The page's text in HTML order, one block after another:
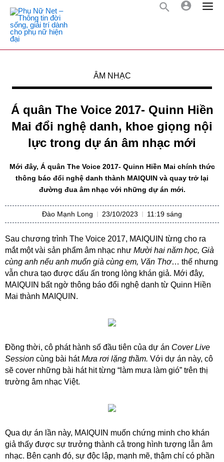
ÂM NHẠC
Á quân The Voice 2017- Quinn Hiền
Mai đổi nghệ danh, khoe giọng nội
lực trong dự án âm nhạc mới
Mới đây, Á quân The Voice 2017- Quinn Hiền Mai chính thức
thông báo đổi nghệ danh thành MAIQUIN và quay trở lại
đường đua âm nhạc với những dự án mới.
Đào Mạnh Long 23/10/2023 11:19 sáng
Sau chương trình The Voice 2017, MAIQUIN từng cho ra
mắt một vài sản phẩm âm nhạc như Mười hai năm học, Già
cùng anh nếu anh muốn già cùng em, Văn Thơ… thế nhưng
vẫn chưa tạo được dấu ấn trong lòng khán giả. Mới đây,
MAIQUIN bất ngờ thông báo đổi nghệ danh từ Quinn Hiền
Mai thành MAIQUIN.
Đồng thời, cô phát hành số đầu tiên của dự án Cover Live
Session cùng bài hátMưa rơi lặng thầm. Với dự án này, cô
sẽ cover những bài hát hit từng “làm mưa làm gió” trên thị
trường âm nhạc Việt.
Qua dự án lần này, MAIQUIN muốn chứng minh cho khán
giả thấy được sự trưởng thành cả trong hình tượng lẫn âm
nhạc. Bên cạnh đó, sự độc lập, mạnh mẽ, thậm chí có phần